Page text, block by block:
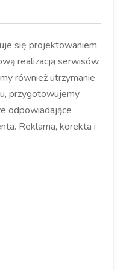
się projektowaniem
realizacją serwisów
również utrzymanie
przygotowujemy
odpowiadające
Reklama, korekta i